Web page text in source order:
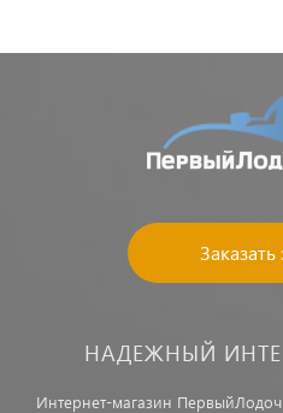
Заказать
НАДЕЖНЫЙ
Интернет-магазин